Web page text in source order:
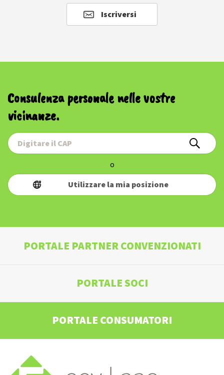
Iscriversi
Consulenza personale nelle vostre
vicinanze.
o
Utilizzare la mia posizione
PORTALE PARTNER CONVENZIONATI
PORTALE SOCI
PORTALE CONSUMATORI